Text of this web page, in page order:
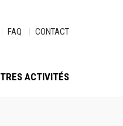
FAQ CONTACT
ACTIVITÉS